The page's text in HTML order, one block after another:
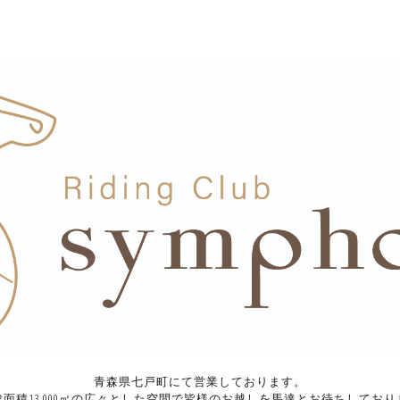
青森県七戸町にて営業しております。